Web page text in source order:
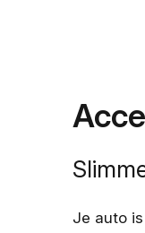
Je auto